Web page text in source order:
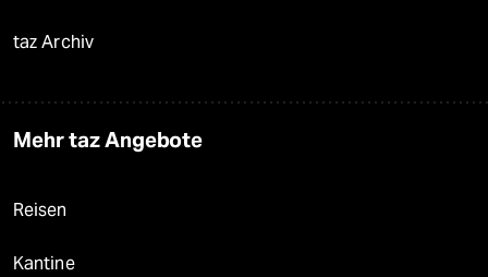
taz Archiv
Mehr taz Angebote
Reisen
Kantine